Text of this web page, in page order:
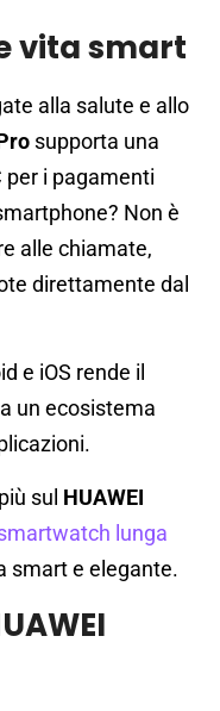
vita smart
alla salute e allo
supporta una
per i pagamenti
Non è
alle chiamate,
direttamente dal
e iOS rende il
un ecosistema
sul HUAWEI
lunga
smart e elegante.